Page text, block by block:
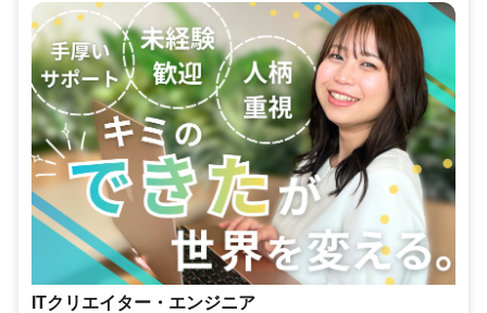
ITクリエイター・エンジニア